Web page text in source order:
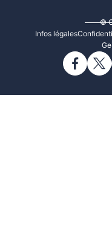
©
Infos légales